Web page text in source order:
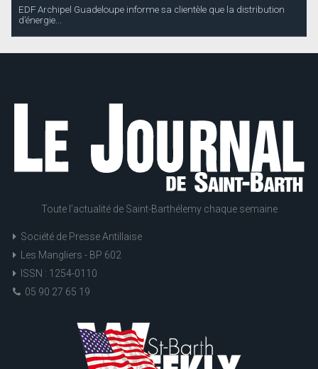
EDF Archipel Guadeloupe informe sa clientèle que la distribution
d’énergie...
Toute l'actualité de Saint-Barthélemy chaque semaine
Société de Presse Antillaise
Les Mangliers - BP 602
ISSN : 1254-0110
05 90 27 65 19